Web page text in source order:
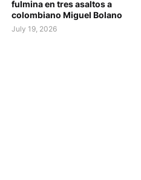
fulmina en tres asaltos a
colombiano Miguel Bolano
July 19, 2026